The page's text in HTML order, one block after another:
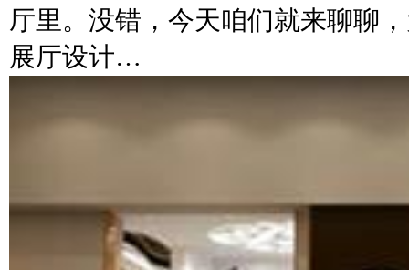
厅里。没错，今天咱们就来聊聊
展厅设计…